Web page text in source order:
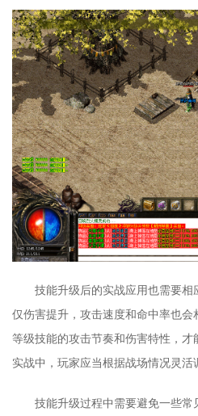
技能升级后的实战应用也需要
仅伤害提升，攻击速度和命中率也
等级技能的攻击节奏和伤害特性，
实战中，玩家应当根据战场情况灵活
技能升级过程中需要避免一些